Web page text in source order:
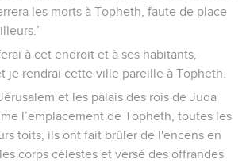
les morts à Topheth, faute de place
à cet endroit et à ses habitants,
je rendrai cette ville pareille à Topheth.
et les palais des rois de Juda
l’emplacement de Topheth, toutes les
toits, ils ont fait brûler de l'encens en
corps célestes et versé des offrandes